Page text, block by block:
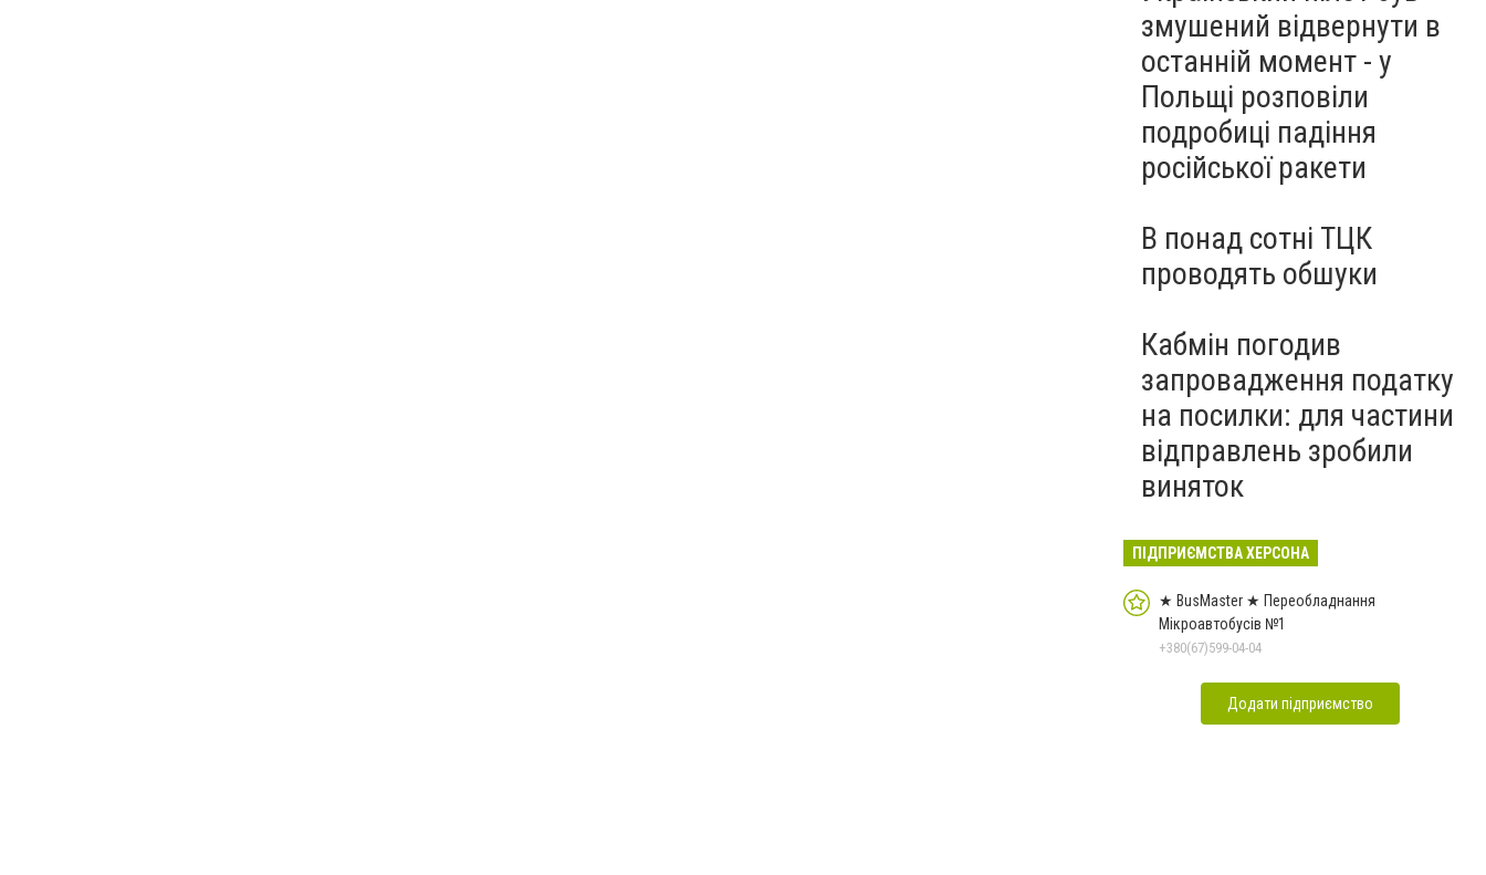
змушений відвернути в
останній момент - у
Польщі розповіли
подробиці падіння
російської ракети
В понад сотні ТЦК
проводять обшуки
Кабмін погодив
запровадження податку
на посилки: для частини
відправлень зробили
виняток
ПІДПРИЄМСТВА ХЕРСОНА
★ BusMaster ★ Переобладнання
Мікроавтобусів №1
+380(67)599-04-04
Додати підприємство